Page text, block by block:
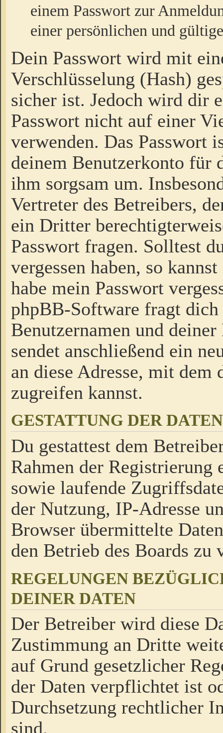
einem Passwort zur
einer persönlichen und
Dein Passwort wird mit
Verschlüsselung (Hash)
sicher ist. Jedoch wird dir
Passwort nicht auf einer
verwenden. Das Passwort
deinem Benutzerkonto für
ihm sorgsam um.
Vertreter des Betreibers,
ein Dritter
Passwort fragen. Solltest
vergessen haben, so
habe mein Passwort
phpBB-Software fragt dich
Benutzernamen und
sendet anschließend ein
an diese Adresse, mit dem
zugreifen kannst.
GESTATTUNG DER
Du gestattest dem
Rahmen der Registrierung
sowie laufende
der Nutzung, IP-Adresse
Browser übermittelte
den Betrieb des Boards zu
REGELUNGEN
DEINER DATEN
Der Betreiber wird diese
Zustimmung an Dritte
auf Grund gesetzlicher
der Daten verpflichtet ist
Durchsetzung rechtlicher
sind.